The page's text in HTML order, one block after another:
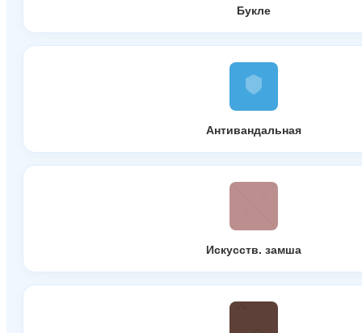
Букле
Антивандальная
Искусств. замша